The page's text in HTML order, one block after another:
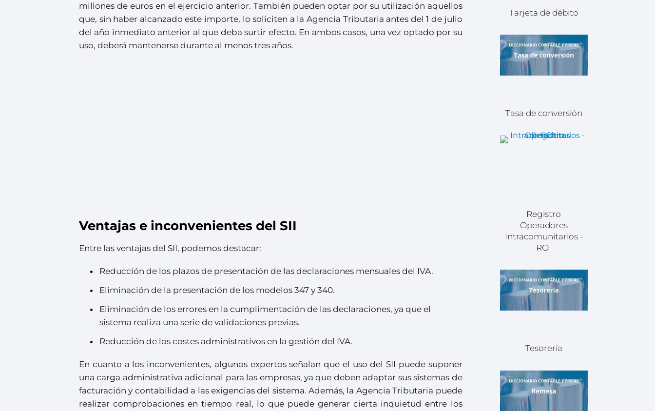
millones de euros en el ejercicio anterior. También pueden optar por su utilización aquellos
que, sin haber alcanzado este importe, lo soliciten a la Agencia Tributaria antes del 1 de julio
del año inmediato anterior al que deba surtir efecto. En ambos casos, una vez optado por su
uso, deberá mantenerse durante al menos tres años.
Ventajas e inconvenientes del SII
Entre las ventajas del SII, podemos destacar:
Reducción de los plazos de presentación de las declaraciones mensuales del IVA.
Eliminación de la presentación de los modelos 347 y 340.
Eliminación de los errores en la cumplimentación de las declaraciones, ya que el
sistema realiza una serie de validaciones previas.
Reducción de los costes administrativos en la gestión del IVA.
En cuanto a los inconvenientes, algunos expertos señalan que el uso del SII puede suponer
una carga administrativa adicional para las empresas, ya que deben adaptar sus sistemas de
facturación y contabilidad a las exigencias del sistema. Además, la Agencia Tributaria puede
realizar comprobaciones en tiempo real, lo que puede generar cierta inquietud entre los
Tarjeta de débito
Tasa de conversión
Registro
Operadores
Intracomunitarios -
ROI
Tesorería